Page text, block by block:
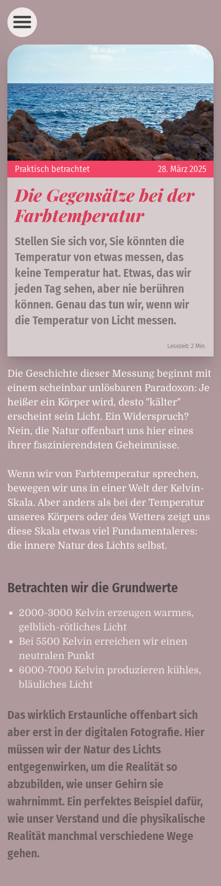
28. März 2025
Praktisch betrachtet
Die Gegensätze bei der
Farbtemperatur
Stellen Sie sich vor, Sie könnten die
Temperatur von etwas messen, das
keine Temperatur hat. Etwas, das wir
jeden Tag sehen, aber nie berühren
können. Genau das tun wir, wenn wir
die Temperatur von Licht messen.
Lesezeit: 2 Min.
Die Geschichte dieser Messung beginnt mit
einem scheinbar unlösbaren Paradoxon: Je
heißer ein Körper wird, desto "kälter"
erscheint sein Licht. Ein Widerspruch?
Nein, die Natur offenbart uns hier eines
ihrer faszinierendsten Geheimnisse.
Wenn wir von Farbtemperatur sprechen,
bewegen wir uns in einer Welt der Kelvin-
Skala. Aber anders als bei der Temperatur
unseres Körpers oder des Wetters zeigt uns
diese Skala etwas viel Fundamentaleres:
die innere Natur des Lichts selbst.
Betrachten wir die Grundwerte
2000-3000 Kelvin erzeugen warmes,
gelblich-rötliches Licht
Bei 5500 Kelvin erreichen wir einen
neutralen Punkt
6000-7000 Kelvin produzieren kühles,
bläuliches Licht
Das wirklich Erstaunliche offenbart sich
aber erst in der digitalen Fotografie. Hier
müssen wir der Natur des Lichts
entgegenwirken, um die Realität so
abzubilden, wie unser Gehirn sie
wahrnimmt. Ein perfektes Beispiel dafür,
wie unser Verstand und die physikalische
Realität manchmal verschiedene Wege
gehen.